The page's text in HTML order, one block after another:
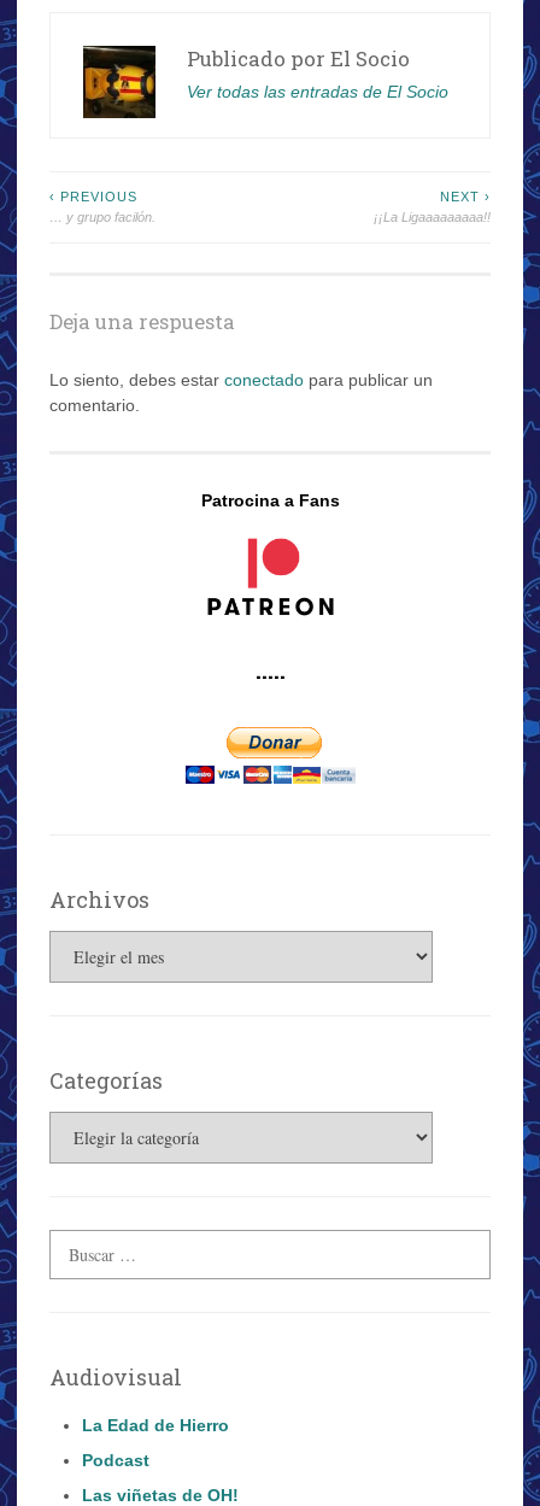
Publicado por El Socio
Ver todas las entradas de El Socio
Navegación
‹ PREVIOUS
… y grupo facilón.
NEXT ›
¡¡La Ligaaaaaaaaa!!
Deja una respuesta
Lo siento, debes estar conectado para publicar un
comentario.
Patrocina a Fans
·····
Archivos
Categorías
Audiovisual
La Edad de Hierro
Podcast
Las viñetas de OH!